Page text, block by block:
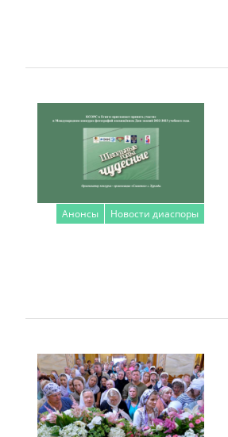
Анонсы Новости диаспоры